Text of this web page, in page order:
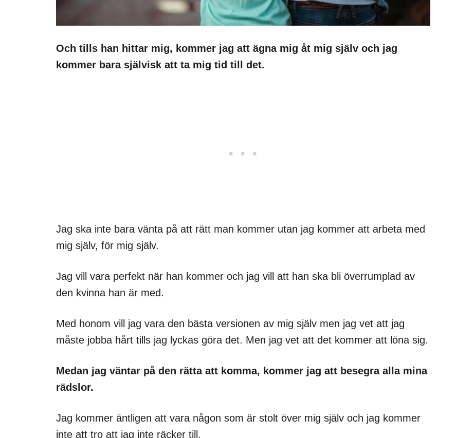
Och tills han hittar mig, kommer jag att ägna mig åt mig själv och jag
kommer bara självisk att ta mig tid till det.
Jag ska inte bara vänta på att rätt man kommer utan jag kommer att arbeta med
mig själv, för mig själv.
Jag vill vara perfekt när han kommer och jag vill att han ska bli överrumplad av
den kvinna han är med.
Med honom vill jag vara den bästa versionen av mig själv men jag vet att jag
måste jobba hårt tills jag lyckas göra det. Men jag vet att det kommer att löna sig.
Medan jag väntar på den rätta att komma, kommer jag att besegra alla mina
rädslor.
Jag kommer äntligen att vara någon som är stolt över mig själv och jag kommer
inte att tro att jag inte räcker till.